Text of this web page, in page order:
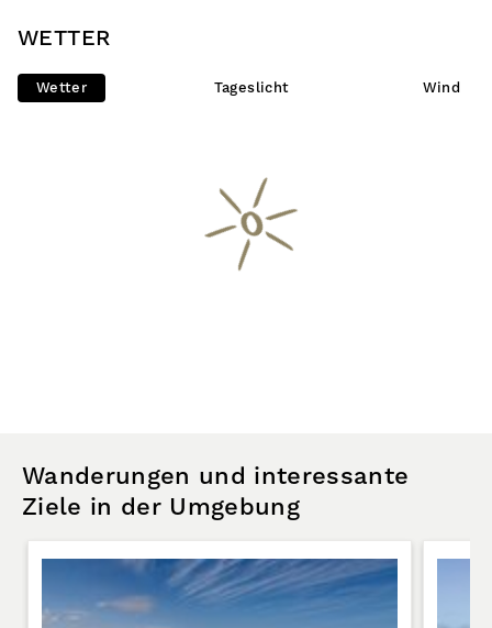
WETTER
Wetter Tageslicht Wind
Wanderungen und interessante
Ziele in der Umgebung